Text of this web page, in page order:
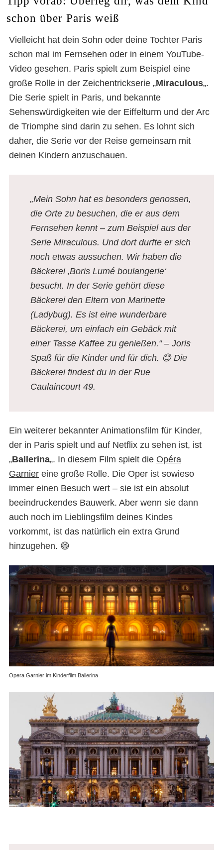
schon über Paris weiß
Vielleicht hat dein Sohn oder deine Tochter Paris
schon mal im Fernsehen oder in einem YouTube-
Video gesehen. Paris spielt zum Beispiel eine
große Rolle in der Zeichentrickserie „Miraculous„.
Die Serie spielt in Paris, und bekannte
Sehenswürdigkeiten wie der Eiffelturm und der Arc
de Triomphe sind darin zu sehen. Es lohnt sich
daher, die Serie vor der Reise gemeinsam mit
deinen Kindern anzuschauen.
„Mein Sohn hat es besonders genossen,
die Orte zu besuchen, die er aus dem
Fernsehen kennt – zum Beispiel aus der
Serie Miraculous. Und dort durfte er sich
noch etwas aussuchen. Wir haben die
Bäckerei ‚Boris Lumé boulangerie‘
besucht. In der Serie gehört diese
Bäckerei den Eltern von Marinette
(Ladybug). Es ist eine wunderbare
Bäckerei, um einfach ein Gebäck mit
einer Tasse Kaffee zu genießen.“ – Joris
Spaß für die Kinder und für dich. 😊 Die
Bäckerei findest du in der Rue
Caulaincourt 49.
Ein weiterer bekannter Animationsfilm für Kinder,
der in Paris spielt und auf Netflix zu sehen ist, ist
„Ballerina„. In diesem Film spielt die Opéra
Garnier eine große Rolle. Die Oper ist sowieso
immer einen Besuch wert – sie ist ein absolut
beeindruckendes Bauwerk. Aber wenn sie dann
auch noch im Lieblingsfilm deines Kindes
vorkommt, ist das natürlich ein extra Grund
hinzugehen. 😄
Opera Garnier im Kinderfilm Ballerina